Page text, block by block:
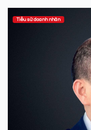
Tiểu sử doanh nhân